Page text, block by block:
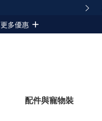
更多優惠
配件與寵物裝